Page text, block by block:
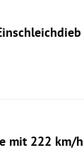
mit 222 km/h